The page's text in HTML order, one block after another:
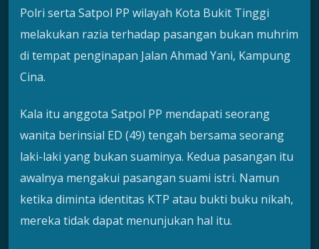
Polri serta Satpol PP wilayah Kota Bukit Tinggi
melakukan razia terhadap pasangan bukan muhrim
di tempat penginapan Jalan Ahmad Yani, Kampung
Cina.
Kala itu anggota Satpol PP mendapati seorang
wanita berinsial ED (49) tengah bersama seorang
laki-laki yang bukan suaminya. Kedua pasangan itu
awalnya mengakui pasangan suami istri. Namun
ketika diminta identitas KTP atau bukti buku nikah,
mereka tidak dapat menunjukan hal itu.